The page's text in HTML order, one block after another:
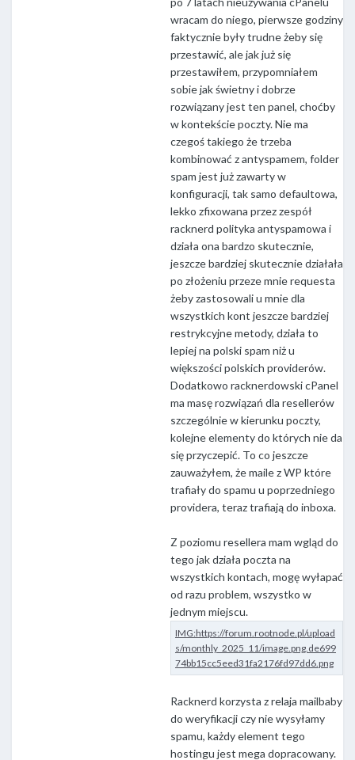
wracam do niego, pierwsze godziny
faktycznie były trudne żeby się
przestawić, ale jak już się
przestawiłem, przypomniałem
sobie jak świetny i dobrze
rozwiązany jest ten panel, choćby
w kontekście poczty. Nie ma
czegoś takiego że trzeba
kombinować z antyspamem, folder
spam jest już zawarty w
konfiguracji, tak samo defaultowa,
lekko zfixowana przez zespół
racknerd polityka antyspamowa i
działa ona bardzo skutecznie,
jeszcze bardziej skutecznie działała
po złożeniu przeze mnie requesta
żeby zastosowali u mnie dla
wszystkich kont jeszcze bardziej
restrykcyjne metody, działa to
lepiej na polski spam niż u
większości polskich providerów.
Dodatkowo racknerdowski cPanel
ma masę rozwiązań dla resellerów
szczególnie w kierunku poczty,
kolejne elementy do których nie da
się przyczepić. To co jeszcze
zauważyłem, że maile z WP które
trafiały do spamu u poprzedniego
providera, teraz trafiają do inboxa.
Z poziomu resellera mam wgląd do
tego jak działa poczta na
wszystkich kontach, mogę wyłapać
od razu problem, wszystko w
jednym miejscu.
Racknerd korzysta z relaja mailbaby
do weryfikacji czy nie wysyłamy
spamu, każdy element tego
hostingu jest mega dopracowany.